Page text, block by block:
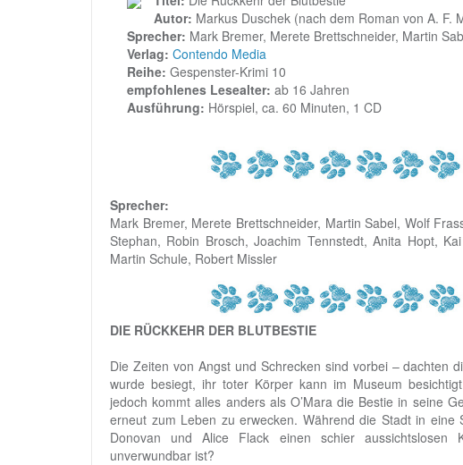
Autor: Markus Duschek (nach dem Roman von A. F.
Sprecher: Mark Bremer, Merete Brettschneider, Martin
Verlag: Contendo Media
Reihe: Gespenster-Krimi 10
empfohlenes Lesealter: ab 16 Jahren
Ausführung: Hörspiel, ca. 60 Minuten, 1 CD
Sprecher:
Mark Bremer, Merete Brettschneider, Martin Sabel, Wolf
Stephan, Robin Brosch, Joachim Tennstedt, Anita Hopt,
Martin Schule, Robert Missler
DIE RÜCKKEHR DER BLUTBESTIE
Die Zeiten von Angst und Schrecken sind vorbei – dachten
wurde besiegt, ihr toter Körper kann im Museum
jedoch kommt alles anders als O’Mara die Bestie in seine
erneut zum Leben zu erwecken. Während die Stadt in eine
Donovan und Alice Flack einen schier
unverwundbar ist?